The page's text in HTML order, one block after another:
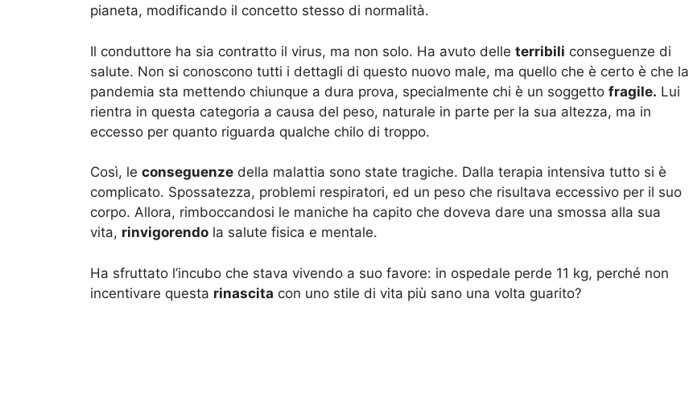
pianeta, modificando il concetto stesso di normalità.
Il conduttore ha sia contratto il virus, ma non solo. Ha avuto delle terribili conseguenze di
salute. Non si conoscono tutti i dettagli di questo nuovo male, ma quello che è certo è che la
pandemia sta mettendo chiunque a dura prova, specialmente chi è un soggetto fragile. Lui
rientra in questa categoria a causa del peso, naturale in parte per la sua altezza, ma in
eccesso per quanto riguarda qualche chilo di troppo.
Così, le conseguenze della malattia sono state tragiche. Dalla terapia intensiva tutto si è
complicato. Spossatezza, problemi respiratori, ed un peso che risultava eccessivo per il suo
corpo. Allora, rimboccandosi le maniche ha capito che doveva dare una smossa alla sua
vita, rinvigorendo la salute fisica e mentale.
Ha sfruttato l’incubo che stava vivendo a suo favore: in ospedale perde 11 kg, perché non
incentivare questa rinascita con uno stile di vita più sano una volta guarito?